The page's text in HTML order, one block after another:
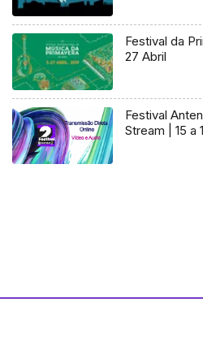
Festival da
27 Abril
Festival
Stream | 15 a